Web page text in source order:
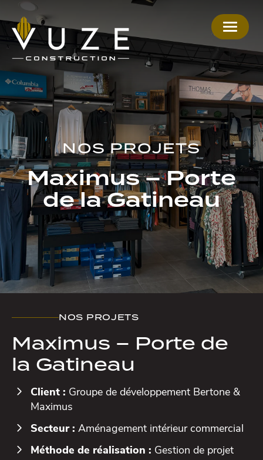
NOS PROJETS
Maximus – Porte
de la Gatineau
NOS PROJETS
Maximus – Porte de
la Gatineau
Client : Groupe de développement Bertone &
Maximus
Secteur : Aménagement intérieur commercial
Méthode de réalisation : Gestion de projet